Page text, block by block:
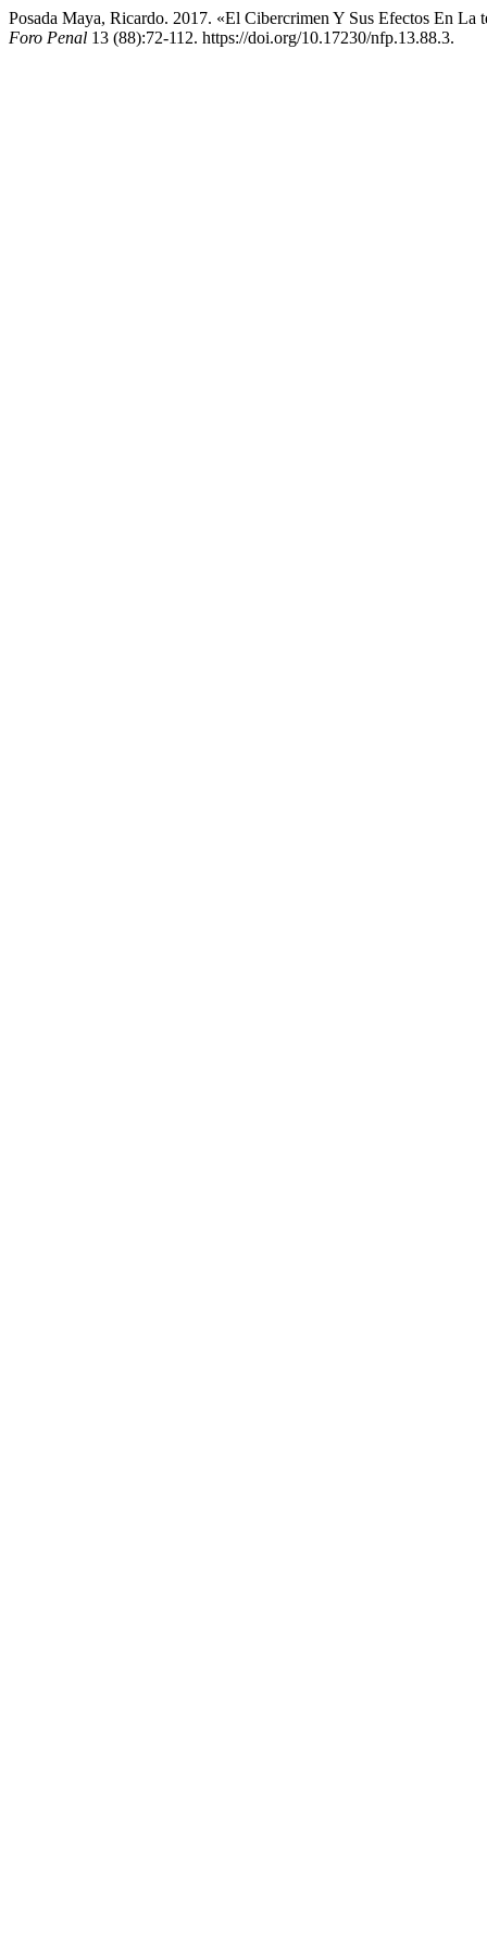
Posada Maya, Ricardo. 2017. «El Cibercrimen Y Sus Efectos En
Foro Penal 13 (88):72-112. https://doi.org/10.17230/nfp.13.88.3.